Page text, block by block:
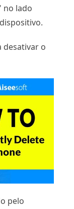
no lado
desativar o
pelo